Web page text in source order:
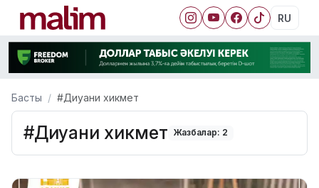
RU
Басты #Диуани хикмет
#Диуани хикмет Жазбалар: 2